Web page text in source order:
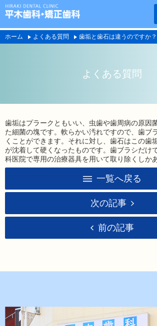
ホーム よくある質問 歯垢と歯石は違うのですか？
よくある質問
歯垢はプラークともいい、虫歯や歯周病の原因
た細菌の塊です。軟らかい汚れですので、歯ブ
くことができます。それに対し、歯石はこの歯
が沈着して硬くなったものです。歯ブラシだけ
科医院で専用の治療器具を用いて取り除くしか
一覧へ戻る
次の記事
前の記事